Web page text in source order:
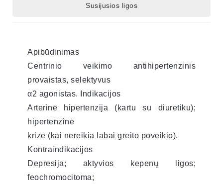
Susijusios ligos
Apibūdinimas
Centrinio veikimo antihipertenzinis
provaistas, selektyvus
α2 agonistas. Indikacijos
Arterinė hipertenzija (kartu su diuretiku);
hipertenzinė
krizė (kai nereikia labai greito poveikio).
Kontraindikacijos
Depresija; aktyvios kepenų ligos;
feochromocitoma;